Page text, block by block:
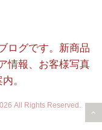
ログです。新商品
情報、お客様写真
。
All Rights Reserved.